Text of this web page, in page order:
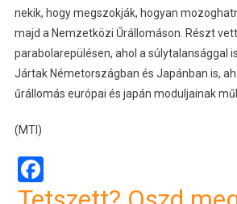
nekik, hogy megszokják, hogyan
majd a Nemzetközi Űrállomáson. Részt
parabolarepülésen, ahol a súlytalansággal
Jártak Németországban és Japánban is,
űrállomás európai és japán moduljainak
(MTI)
Facebook